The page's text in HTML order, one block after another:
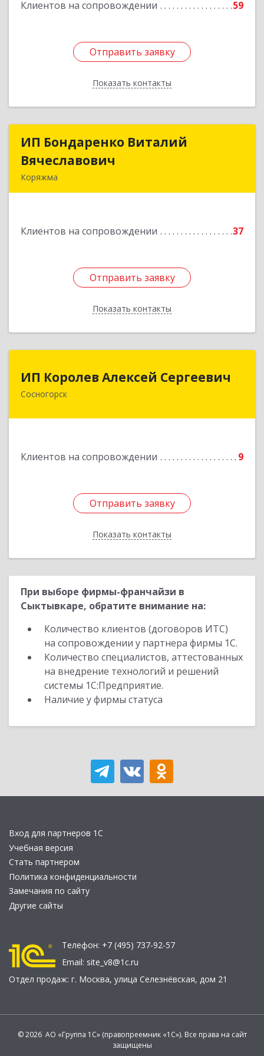
Клиентов на сопровождении 59
Отправить заявку
Показать контакты
Отправить заявку
Назад
ИП Бондаренко Виталий
Вячеславович
Коряжма
Клиентов на сопровождении 37
Отправить заявку
Показать контакты
ИП Бондаренко Виталий
Подробнее
Отправить заявку
Назад
ИП Королев Алексей Сергеевич
Сосногорск
Клиентов на сопровождении 9
Отправить заявку
Показать контакты
ИП Королев Алексей Сергеевич
169500, Коми Респ, Сосногорск г, Советская ул,
Отправить заявку
Назад
При выборе фирмы-франчайзи в
Сыктывкаре, обратите внимание на:
Количество клиентов (договоров ИТС)
на сопровождении у партнера фирмы 1С.
Количество специалистов, аттестованных
на внедрение технологий и решений
системы 1С:Предприятие.
Наличие у фирмы статуса
Вход для партнеров 1С
Учебная версия
Стать партнером
Политика конфиденциальности
Замечания по сайту
Другие сайты
Телефон: +7 (495) 737-92-57
Email: site_v8@1c.ru
Отдел продаж: г. Москва, улица Селезнёвская, дом 21
© 2026 АО «Группа 1С» (правопреемник «1С»). Все права на сайт
защищены